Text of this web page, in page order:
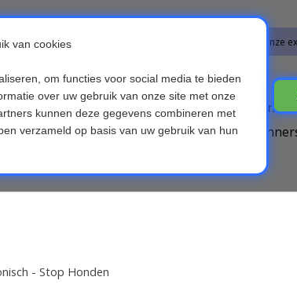
vanaf 09-07-2026 word op 10-08-2026 verzonden. Onze
Broedmachines Computer & Telefoon
Kinderen & Baby's OBD
- Stop Honden